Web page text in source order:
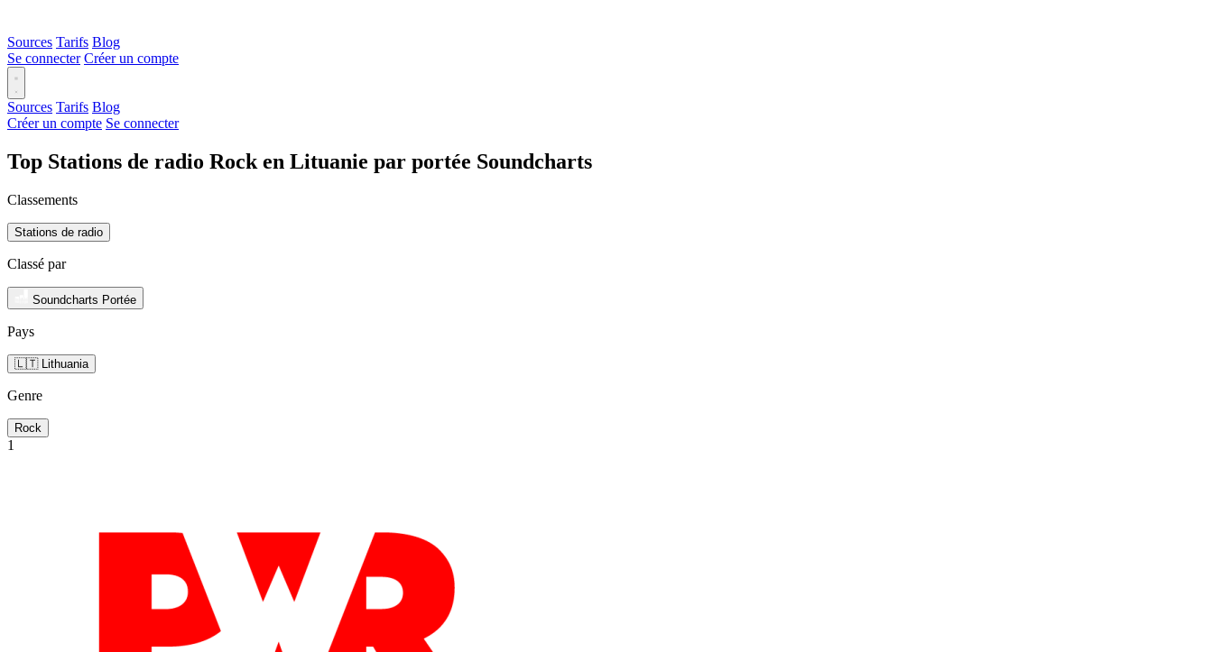
Sources Tarifs Blog
Se connecter Créer un compte
Sources Tarifs Blog
Créer un compte Se connecter
Top Stations de radio Rock en Lituanie par portée Soundcharts
Classements
Stations de radio
Classé par
Soundcharts Portée
Pays
🇱🇹 Lithuania
Genre
Rock
1